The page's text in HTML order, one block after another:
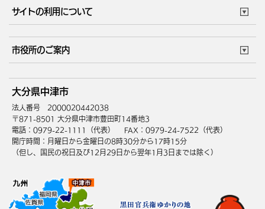
サイトの利用について
サイトマップ
市役所のご案内
庁舎地図 組織案内
中津市へのアクセス
大分県中津市
法人番号 2000020442038
〒871-8501 大分県中津市豊田町14番地3
電話：0979-22-1111（代表）
FAX：0979-24-7522（代表）
開庁時間：月曜日から金曜日の8時30分から17時15分
（但し、国民の祝日及び12月29日から翌年1月3日までは除く）